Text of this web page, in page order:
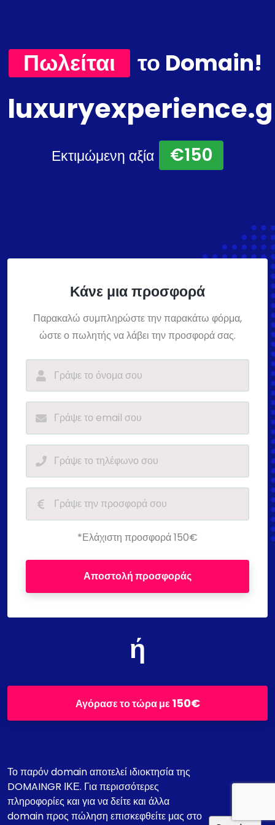
Πωλείται το Domain!
Εκτιμώμενη αξία €150
Κάνε μια προσφορά
Παρακαλώ συμπληρώστε την παρακάτω φόρμα,
ώστε ο πωλητής να λάβει την προσφορά σας.
*Ελάχιστη προσφορά 150€
Αποστολή προσφοράς
ή
Αγόρασε το τώρα με150€
Το παρόν domain αποτελεί ιδιοκτησία της
DOMAINGR ΙΚΕ. Για περισσότερες
πληροφορίες και για να δείτε και άλλα
domain προς πώληση επισκεφθείτε μας στο